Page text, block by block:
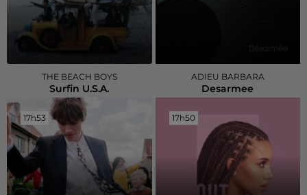
THE BEACH BOYS
Surfin U.s.a.
ADIEU BARBARA
Desarmee
17h53
17h53 17h50
17h50